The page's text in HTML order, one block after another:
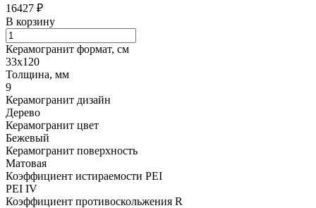
16427 ₽
В корзину
Керамогранит формат, см
33х120
Толщина, мм
9
Керамогранит дизайн
Дерево
Керамогранит цвет
Бежевый
Керамогранит поверхность
Матовая
Коэффициент истираемости PEI
PEI IV
Коэффициент противоскольжения R